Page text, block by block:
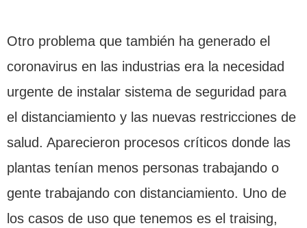
Otro problema que también ha generado el
coronavirus en las industrias era la necesidad
urgente de instalar sistema de seguridad para
el distanciamiento y las nuevas restricciones de
salud. Aparecieron procesos críticos donde las
plantas tenían menos personas trabajando o
gente trabajando con distanciamiento. Uno de
los casos de uso que tenemos es el traising,